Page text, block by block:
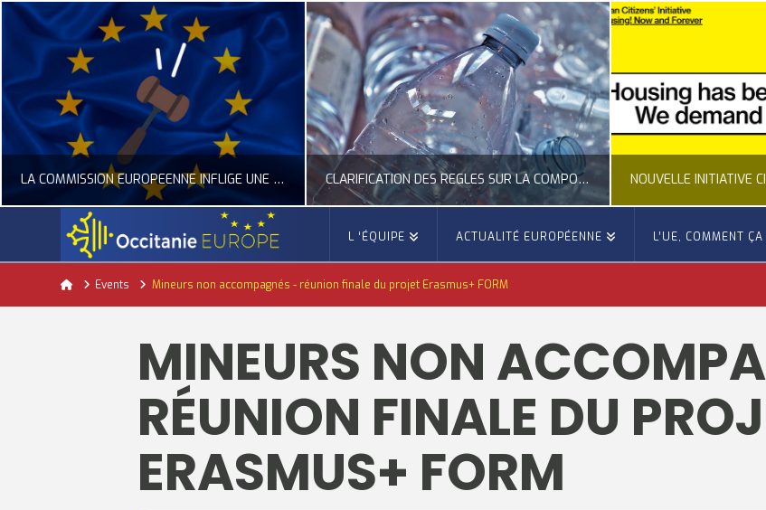
LA COMMISSION EUROPÉENNE INFLIGE UNE AMENDE RECORD À GOOGLE
ACTUALITÉ DE L'UNION EUROPÉENNE, ACTUALITÉ DE LA REPRÉSENTATION D’OCCITANIE EUROPE, NUMÉRIQUE- DIGITAL
JUILLET 24, 2026
CLARIFICATION DES RÈGLES SUR LA COMPOSITION DES BOUTEILLES PLASTIQUES
ACTUALITÉ DE L'UNION EUROPÉENNE, ACTUALITÉ DE LA REPRÉSENTATION D’OCCITANIE EUROPE, ECONOMIE CIRCULAIRE, ÉNERGIE - ENVIRONNEMENT - CLIMAT
JUILLET 24, 2026
ACTUALITÉ DE L'UNION EUROPÉENNE, ACTUALITÉ DE LA
JUILLET
L ‘ÉQUIPE ACTUALITÉ EUROPÉENNE L’UE, COMMENT
HomeEvents Mineurs non accompagnés - réunion finale du projet Erasmus+ FORM
MINEURS NON
RÉUNION FINALE DU
ERASMUS+ FORM